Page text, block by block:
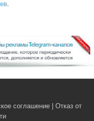
.
соглашение| Отказ от